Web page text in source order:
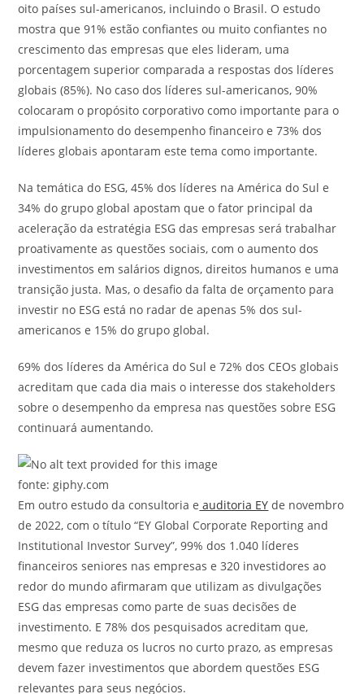
oito países sul-americanos, incluindo o Brasil. O estudo
mostra que 91% estão confiantes ou muito confiantes no
crescimento das empresas que eles lideram, uma
porcentagem superior comparada a respostas dos líderes
globais (85%). No caso dos líderes sul-americanos, 90%
colocaram o propósito corporativo como importante para o
impulsionamento do desempenho financeiro e 73% dos
líderes globais apontaram este tema como importante.
Na temática do ESG, 45% dos líderes na América do Sul e
34% do grupo global apostam que o fator principal da
aceleração da estratégia ESG das empresas será trabalhar
proativamente as questões sociais, com o aumento dos
investimentos em salários dignos, direitos humanos e uma
transição justa. Mas, o desafio da falta de orçamento para
investir no ESG está no radar de apenas 5% dos sul-
americanos e 15% do grupo global.
69% dos líderes da América do Sul e 72% dos CEOs globais
acreditam que cada dia mais o interesse dos stakeholders
sobre o desempenho da empresa nas questões sobre ESG
continuará aumentando.
fonte: giphy.com
Em outro estudo da consultoria e auditoria EY de novembro
de 2022, com o título “EY Global Corporate Reporting and
Institutional Investor Survey”, 99% dos 1.040 líderes
financeiros seniores nas empresas e 320 investidores ao
redor do mundo afirmaram que utilizam as divulgações
ESG das empresas como parte de suas decisões de
investimento. E 78% dos pesquisados acreditam que,
mesmo que reduza os lucros no curto prazo, as empresas
devem fazer investimentos que abordem questões ESG
relevantes para seus negócios.